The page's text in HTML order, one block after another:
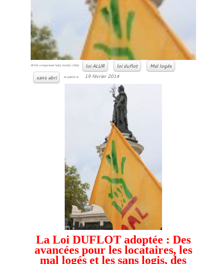
Billet comportant le(s) mot(s) clé(s) loi ALUR loi duflot
Mal logés
sans abri
et publié le 19 février 2014
La Loi DUFLOT adoptée : Des
avancées pour les locataires, les
mal logés et les sans logis, des